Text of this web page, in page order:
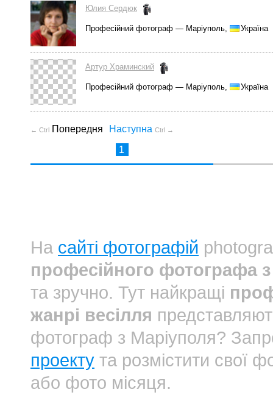
Юлия Сердюк
Професійний фотограф — Маріуполь, Україна
Артур Храминский
Професійний фотограф — Маріуполь, Україна
← Ctrl Попередня Наступна Ctrl →
1
На сайті фотографій
професійного фотографа
та зручно. Тут найкращі
жанрі весілля
фотограф з Маріуполя?
проекту та розмістити свої
або фото місяця.